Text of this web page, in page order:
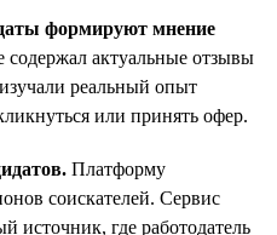
формируют мнение
содержал актуальные отзывы
реальный опыт
или принять офер.
Платформу
соискателей. Сервис
источник, где работодатель